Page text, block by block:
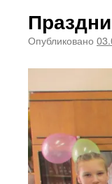
Опубликовано